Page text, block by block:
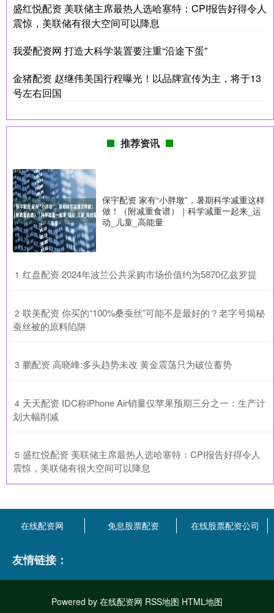
盛红悦配资 美联储主席最热人选哈塞特：CPI报告好得令人
震惊，美联储有很大空间可以降息
我爱配资网 打造大科学装置要注重“沿途下蛋”
金猪配资 赵继伟美国行程曝光！以品牌宣传为主，将于13
号左右回国
推荐资讯
保宇配资 家有“小胖墩”，暑期科学减重这样
做！（附减重食谱）｜科学减重一起来_运
动_儿童_高能量
1 ​红盘配资 2024年波兰公共采购市场价值约为5870亿兹罗提
2 ​联美配资 你买的“100%桑蚕丝”可能不是最好的？老字号揭秘
蚕丝被的原料陷阱
3 ​鹏配资 高晓峰:多头趋势未改 黄金震荡只为破位蓄势
4 ​天天配资 IDC称iPhone Air销量仅苹果预期三分之一：生产计
划大幅削减
5 ​盛红悦配资 美联储主席最热人选哈塞特：CPI报告好得令人
震惊，美联储有很大空间可以降息
在线配资网 免息股票配资 在线股票配资公司
友情链接：
Powered by 在线配资网 RSS地图 HTML地图